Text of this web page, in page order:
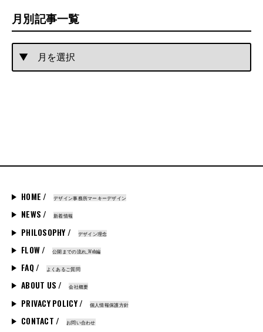
月別記事一覧
HOME / デザイン事務所マーキーデザイン
NEWS / 新着情報
PHILOSOPHY / デザイン理念
FLOW / 公開までの流れ_Web編
FAQ / よくあるご質問
ABOUT US / 会社概要
PRIVACY POLICY / 個人情報保護方針
CONTACT / お問い合わせ